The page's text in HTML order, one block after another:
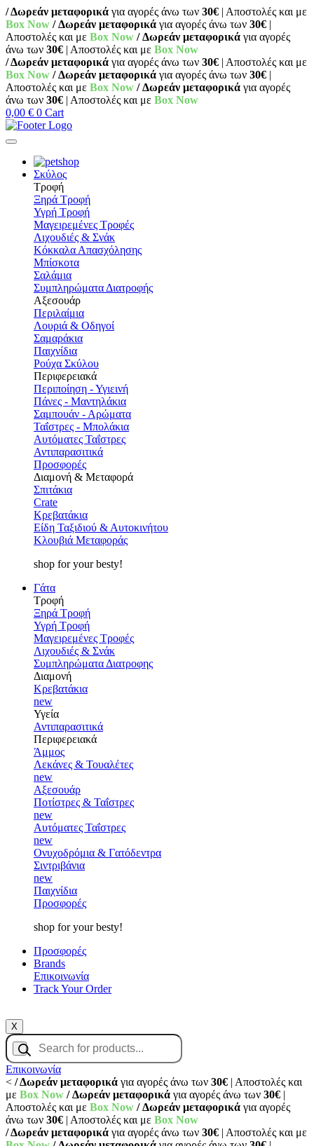
/ Δωρεάν μεταφορικά για αγορές άνω των 30€ | Αποστολές και με
Box Now / Δωρεάν μεταφορικά για αγορές άνω των 30€ |
Αποστολές και με Box Now / Δωρεάν μεταφορικά για αγορές
άνω των 30€ | Αποστολές και με Box Now
/ Δωρεάν μεταφορικά για αγορές άνω των 30€ | Αποστολές και με
Box Now / Δωρεάν μεταφορικά για αγορές άνω των 30€ |
Αποστολές και με Box Now / Δωρεάν μεταφορικά για αγορές
άνω των 30€ | Αποστολές και με Box Now
0,00 € 0 Cart
Σκύλος
Τροφή
Ξηρά Τροφή
Υγρή Τροφή
Μαγειρεμένες Τροφές
Λιχουδιές & Σνάκ
Κόκκαλα Απασχόλησης
Μπίσκοτα
Σαλάμια
Συμπληρώματα Διατροφής
Αξεσουάρ
Περιλαίμια
Λουριά & Οδηγοί
Σαμαράκια
Παιχνίδια
Ρούχα Σκύλου
Περιφερειακά
Περιποίηση - Υγιεινή
Πάνες - Μαντηλάκια
Σαμπουάν - Αρώματα
Ταΐστρες - Μπολάκια
Αυτόματες Ταΐστρες
Αντιπαρασιτικά
Προσφορές
Διαμονή & Μεταφορά
Σπιτάκια
Crate
Κρεβατάκια
Είδη Ταξιδιού & Αυτοκινήτου
Κλουβιά Μεταφοράς
shop for your besty!
Γάτα
Τροφή
Ξηρά Τροφή
Υγρή Τροφή
Μαγειρεμένες Τροφές
Λιχουδιές & Σνάκ
Συμπληρώματα Διατροφης
Διαμονή
Κρεβατάκια
new
Υγεία
Αντιπαρασιτικά
Περιφερειακά
Άμμος
Λεκάνες & Τουαλέτες
new
Αξεσουάρ
Ποτίστρες & Ταΐστρες
new
Αυτόματες Ταΐστρες
new
Ονυχοδρόμια & Γατόδεντρα
Σιντριβάνια
new
Παιχνίδια
Προσφορές
shop for your besty!
Προσφορές
Brands
Επικοινωνία
Track Your Order
X
Products
search
Επικοινωνία
< / Δωρεάν μεταφορικά για αγορές άνω των 30€ | Αποστολές και
με Box Now / Δωρεάν μεταφορικά για αγορές άνω των 30€ |
Αποστολές και με Box Now / Δωρεάν μεταφορικά για αγορές
άνω των 30€ | Αποστολές και με Box Now
/ Δωρεάν μεταφορικά για αγορές άνω των 30€ | Αποστολές και με